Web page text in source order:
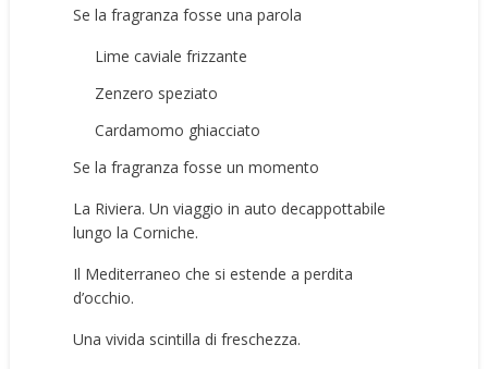
Se la fragranza fosse una parola
Lime caviale frizzante
Zenzero speziato
Cardamomo ghiacciato
Se la fragranza fosse un momento
La Riviera. Un viaggio in auto decappottabile
lungo la Corniche.
Il Mediterraneo che si estende a perdita
d’occhio.
Una vivida scintilla di freschezza.